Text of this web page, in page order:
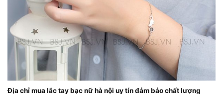
Địa chỉ mua lắc tay bạc nữ hà nội uy tín đảm bảo chất lượng